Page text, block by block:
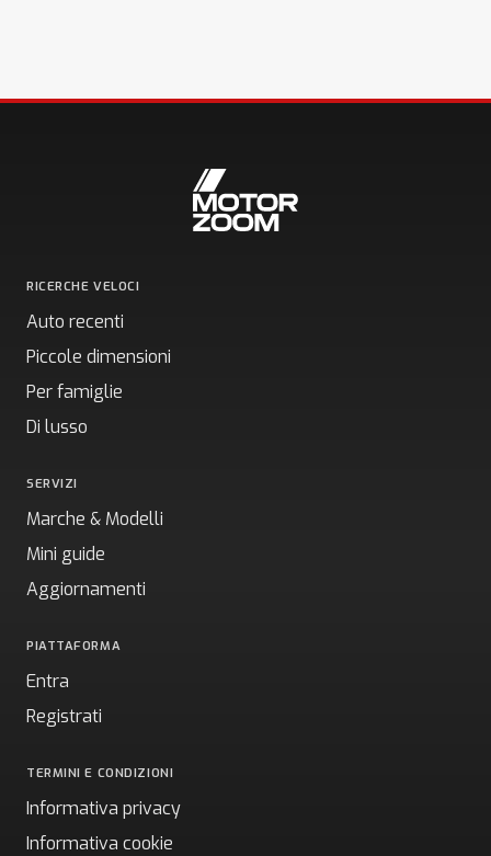
RICERCHE VELOCI
Auto recenti
Piccole dimensioni
Per famiglie
Di lusso
SERVIZI
Marche & Modelli
Mini guide
Aggiornamenti
PIATTAFORMA
Entra
Registrati
TERMINI E CONDIZIONI
Informativa privacy
Informativa cookie